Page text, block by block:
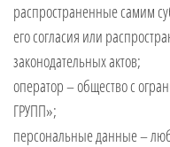
распространенные самим
его согласия или
законодательных актов;
оператор – общество с
ГРУПП»;
персональные данные –